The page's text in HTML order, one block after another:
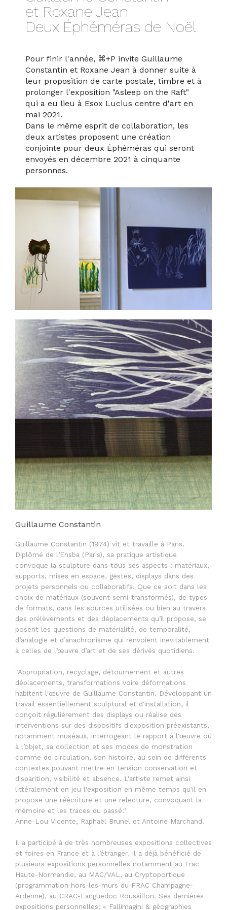
Contact
et Roxane Jean
Deux Éphéméras de Noël
Pour finir l'année, ⌘+P invite Guillaume
Constantin et Roxane Jean à donner suite à
leur proposition de carte postale, timbre et à
prolonger l'exposition "Asleep on the Raft"
qui a eu lieu à Esox Lucius centre d'art en
mai 2021.
Dans le même esprit de collaboration, les
deux artistes proposent une création
conjointe pour deux Éphéméras qui seront
envoyés en décembre 2021 à cinquante
personnes.
Guillaume Constantin
Guillaume Constantin (1974) vit et travaille à Paris.
Diplômé de l’Ensba (Paris), sa pratique artistique
convoque la sculpture dans tous ses aspects : matériaux,
supports, mises en espace, gestes, displays dans des
projets personnels ou collaboratifs. Que ce soit dans les
choix de matériaux (souvent semi-transformés), de types
de formats, dans les sources utilisées ou bien au travers
des prélèvements et des déplacements qu’il propose, se
posent les questions de matérialité, de temporalité,
d’analogie et d’anachronisme qui renvoient inévitablement
à celles de l’œuvre d’art et de ses dérivés quotidiens.
"Appropriation, recyclage, détournement et autres
déplacements, transformations voire déformations
habitent l'œuvre de Guillaume Constantin. Développant un
travail essentiellement sculptural et d'installation, il
conçoit régulièrement des displays ou réalise des
interventions sur des dispositifs d'exposition préexistants,
notamment muséaux, interrogeant le rapport à l'œuvre ou
à l’objet, sa collection et ses modes de monstration
comme de circulation, son histoire, au sein de différents
contextes pouvant mettre en tension conservation et
disparition, visibilité et absence. L'artiste remet ainsi
littéralement en jeu l'exposition en même temps qu'il en
propose une réécriture et une relecture, convoquant la
mémoire et les traces du passé."
Anne-Lou Vicente, Raphaël Brunel et Antoine Marchand.
Il a participé à de très nombreuses expositions collectives
et foires en France et à l’étranger. Il a déjà bénéficié de
plusieurs expositions personnelles notamment au Frac
Haute-Normandie, au MAC/VAL, au Cryptoportique
(programmation hors-les-murs du FRAC Champagne-
Ardenne), au CRAC-Languedoc Roussillon. Ses dernières
expositions personnelles: « Fallimagini & géographies